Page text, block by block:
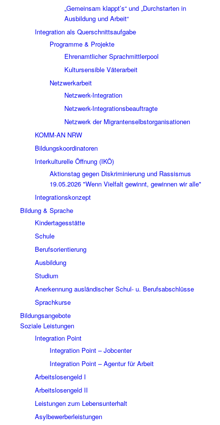
„Gemeinsam klappt’s“ und „Durchstarten in
Ausbildung und Arbeit“
Integration als Querschnittsaufgabe
Programme & Projekte
Ehrenamtlicher Sprachmittlerpool
Kultursensible Väterarbeit
Netzwerkarbeit
Netzwerk-Integration
Netzwerk-Integrationsbeauftragte
Netzwerk der Migrantenselbstorganisationen
KOMM-AN NRW
Bildungskoordinatoren
Interkulturelle Öffnung (IKÖ)
Aktionstag gegen Diskriminierung und Rassismus
19.05.2026 "Wenn Vielfalt gewinnt, gewinnen wir alle"
Integrationskonzept
Bildung & Sprache
Kindertagesstätte
Schule
Berufsorientierung
Ausbildung
Studium
Anerkennung ausländischer Schul- u. Berufsabschlüsse
Sprachkurse
Bildungsangebote
Soziale Leistungen
Integration Point
Integration Point – Jobcenter
Integration Point – Agentur für Arbeit
Arbeitslosengeld I
Arbeitslosengeld II
Leistungen zum Lebensunterhalt
Asylbewerberleistungen